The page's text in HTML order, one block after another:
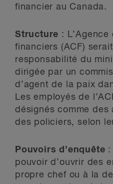
financier au Canada.
Structure :
financiers (ACF)
responsabilité du
dirigée par un
d’agent de la paix
Les employés de
désignés comme des
des policiers, selon
Pouvoirs d’enquête :
pouvoir d’ouvrir des
propre chef ou à la